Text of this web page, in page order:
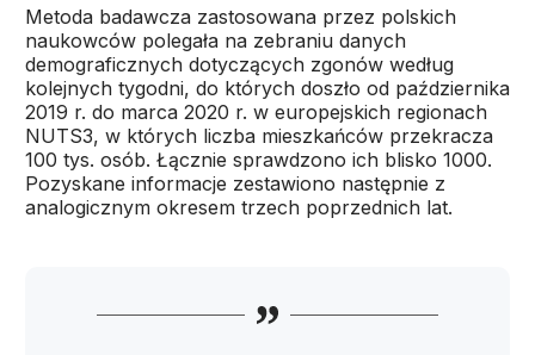
Metoda badawcza zastosowana przez polskich
naukowców polegała na zebraniu danych
demograficznych dotyczących zgonów według
kolejnych tygodni, do których doszło od października
2019 r. do marca 2020 r. w europejskich regionach
NUTS3, w których liczba mieszkańców przekracza
100 tys. osób. Łącznie sprawdzono ich blisko 1000.
Pozyskane informacje zestawiono następnie z
analogicznym okresem trzech poprzednich lat.